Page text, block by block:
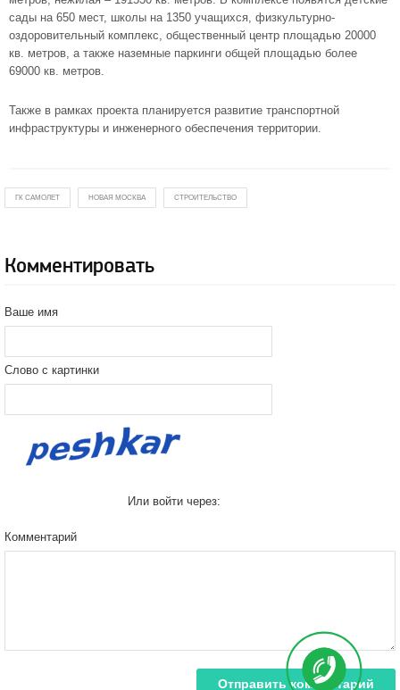
сады на 650 мест, школы на 1350 учащихся, физкультурно-
оздоровительный комплекс, общественный центр площадью 20000
кв. метров, а также наземные паркинги общей площадью более
69000 кв. метров.
Также в рамках проекта планируется развитие транспортной
инфраструктуры и инженерного обеспечения территории.
ГК САМОЛЕТ НОВАЯ МОСКВА СТРОИТЕЛЬСТВО
Комментировать
Ваше имя
Слово с картинки
Или войти через:
Комментарий
Отправить комментарий